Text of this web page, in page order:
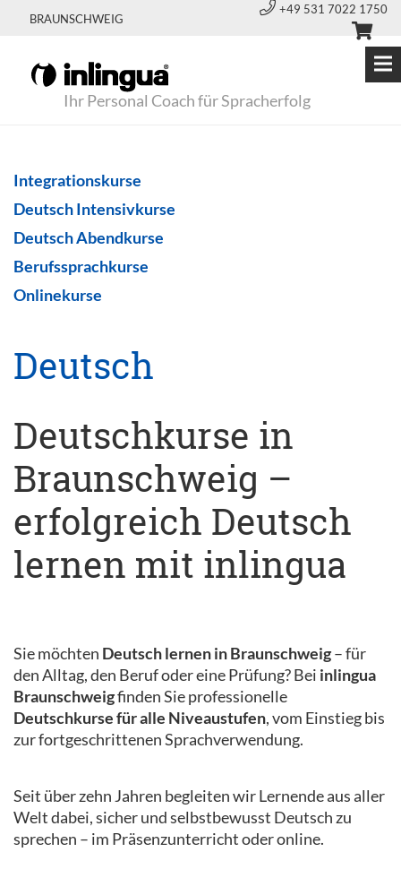
BRAUNSCHWEIG
+49 531 7022 1750
Ihr Personal Coach für Spracherfolg
Integrationskurse
Deutsch Intensivkurse
Deutsch Abendkurse
Berufssprachkurse
Onlinekurse
Deutsch
Deutschkurse in
Braunschweig –
erfolgreich Deutsch
lernen mit inlingua
Sie möchten Deutsch lernen in Braunschweig– für
den Alltag, den Beruf oder eine Prüfung? Bei inlingua
Braunschweigfinden Sie professionelle
Deutschkurse für alle Niveaustufen, vom Einstieg bis
zur fortgeschrittenen Sprachverwendung.
Seit über zehn Jahren begleiten wir Lernende aus aller
Welt dabei, sicher und selbstbewusst Deutsch zu
sprechen – im Präsenzunterricht oder online.